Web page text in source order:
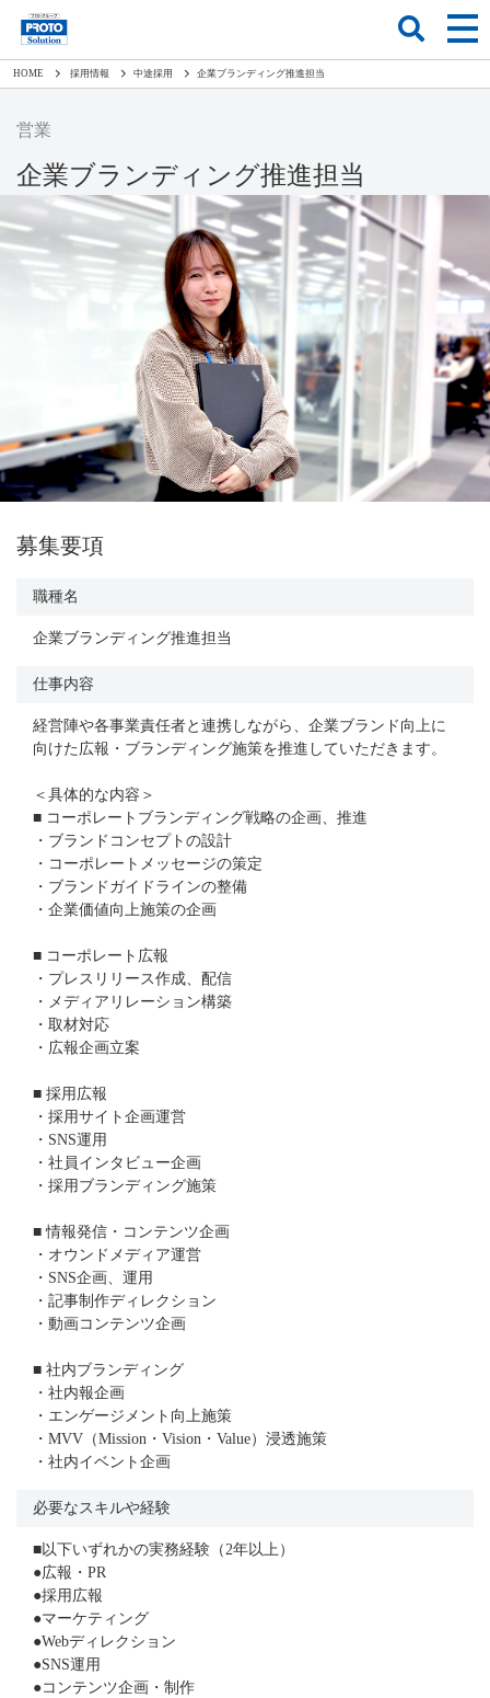
HOME 採用情報 中途採用 企業ブランディング推進担当
営業
企業ブランディング推進担当
募集要項
職種名
企業ブランディング推進担当
仕事内容
経営陣や各事業責任者と連携しながら、企業ブランド向上に
向けた広報・ブランディング施策を推進していただきます。
＜具体的な内容＞
■ コーポレートブランディング戦略の企画、推進
・ブランドコンセプトの設計
・コーポレートメッセージの策定
・ブランドガイドラインの整備
・企業価値向上施策の企画
■ コーポレート広報
・プレスリリース作成、配信
・メディアリレーション構築
・取材対応
・広報企画立案
■ 採用広報
・採用サイト企画運営
・SNS運用
・社員インタビュー企画
・採用ブランディング施策
■ 情報発信・コンテンツ企画
・オウンドメディア運営
・SNS企画、運用
・記事制作ディレクション
・動画コンテンツ企画
■ 社内ブランディング
・社内報企画
・エンゲージメント向上施策
・MVV（Mission・Vision・Value）浸透施策
・社内イベント企画
必要なスキルや経験
■以下いずれかの実務経験（2年以上）
●広報・PR
●採用広報
●マーケティング
●Webディレクション
●SNS運用
●コンテンツ企画・制作